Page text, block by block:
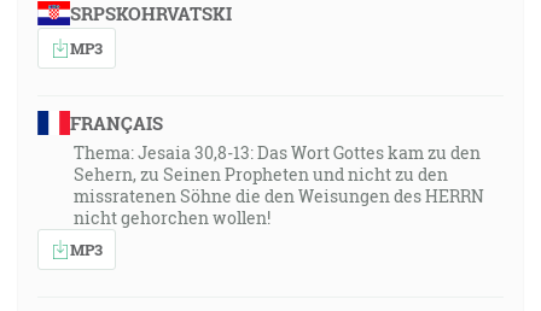
SRPSKOHRVATSKI
MP3
FRANÇAIS
Thema: Jesaia 30,8-13: Das Wort Gottes kam zu den
Sehern, zu Seinen Propheten und nicht zu den
missratenen Söhne die den Weisungen des HERRN
nicht gehorchen wollen!
MP3